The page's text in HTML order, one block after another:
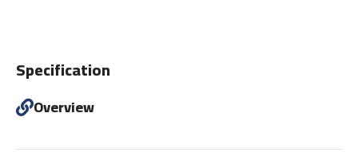
Specification
Overview